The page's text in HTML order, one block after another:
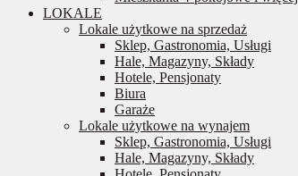
LOKALE
Lokale użytkowe na sprzedaż
Sklep, Gastronomia, Usługi
Hale, Magazyny, Składy
Hotele, Pensjonaty
Biura
Garaże
Lokale użytkowe na wynajem
Sklep, Gastronomia, Usługi
Hale, Magazyny, Składy